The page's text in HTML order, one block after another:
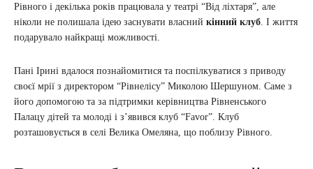
Рівного і декілька років працювала у театрі “Від ліхтаря”, але
ніколи не полишала ідею заснувати власний кінний клуб. І життя
подарувало найкращі можливості.
Пані Ірині вдалося познайомитися та поспілкуватися з приводу
своєї мрії з директором “Рівнелісу” Миколою Шершуном. Саме з
його допомогою та за підтримки керівництва Рівненського
Палацу дітей та молоді і з’явився клуб “Favor”. Клуб
розташовується в селі Велика Омеляна, що поблизу Рівного.